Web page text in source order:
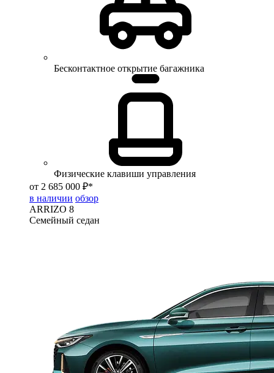
Бесконтактное открытие багажника
Физические клавиши управления
от 2 685 000 ₽*
в наличии обзор
ARRIZO 8
Семейный седан